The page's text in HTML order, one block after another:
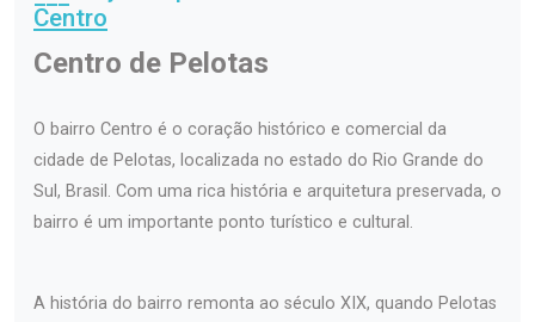
Centro
Centro de Pelotas
O bairro Centro é o coração histórico e comercial da
cidade de Pelotas, localizada no estado do Rio Grande do
Sul, Brasil. Com uma rica história e arquitetura preservada, o
bairro é um importante ponto turístico e cultural.
A história do bairro remonta ao século XIX, quando Pelotas